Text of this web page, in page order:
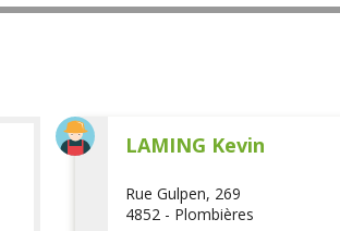
LAMING Kevin
Rue Gulpen, 269
4852 - Plombières